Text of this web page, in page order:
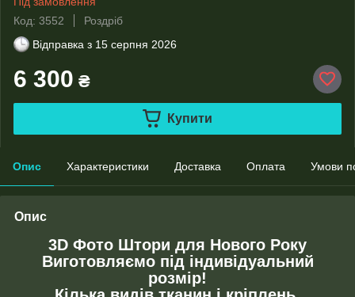
Код: 3552
Роздріб
Відправка з 15 серпня 2026
6 300 ₴
Купити
Опис Характеристики Доставка Оплата Умови
Опис
3D Фото Штори для Нового Року
Виготовляємо під індивідуальний
розмір!